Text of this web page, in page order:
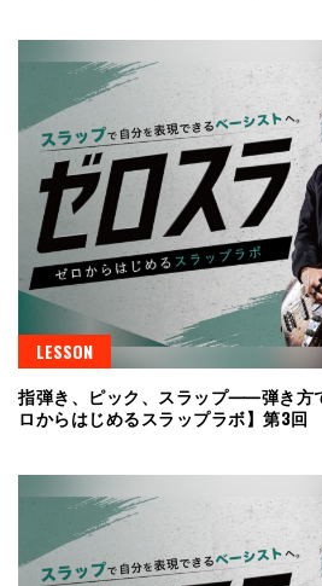
LESSON
指弾き、ピック、スラップ⸺弾き方
ロからはじめるスラップラボ】第3回